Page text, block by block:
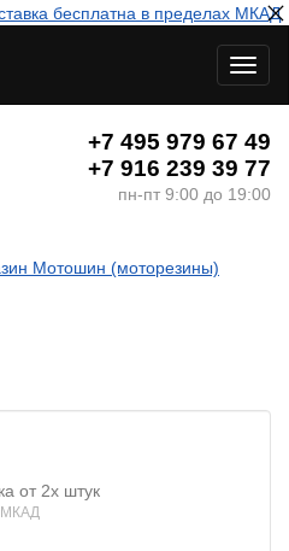
+7 495 979 67 49
+7 916 239 39 77
пн-пт 9:00 до 19:00
Мотошин (моторезины)
от 2х штук
МКАД